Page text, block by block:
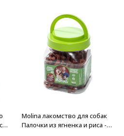
Molina лакомство для собак
Палочки из ягненка и риса -